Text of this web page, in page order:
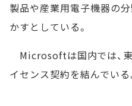
製品や産業用電子機器の
かすとしている。
Microsoftは国内では、
イセンス契約を結んでいる